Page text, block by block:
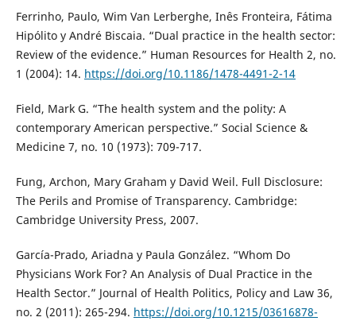
Ferrinho, Paulo, Wim Van Lerberghe, Inês Fronteira, Fátima
Hipólito y André Biscaia. “Dual practice in the health sector:
Review of the evidence.” Human Resources for Health 2, no.
1 (2004): 14. https://doi.org/10.1186/1478-4491-2-14
Field, Mark G. “The health system and the polity: A
contemporary American perspective.” Social Science &
Medicine 7, no. 10 (1973): 709-717.
Fung, Archon, Mary Graham y David Weil. Full Disclosure:
The Perils and Promise of Transparency. Cambridge:
Cambridge University Press, 2007.
García-Prado, Ariadna y Paula González. “Whom Do
Physicians Work For? An Analysis of Dual Practice in the
Health Sector.” Journal of Health Politics, Policy and Law 36,
no. 2 (2011): 265-294. https://doi.org/10.1215/03616878-